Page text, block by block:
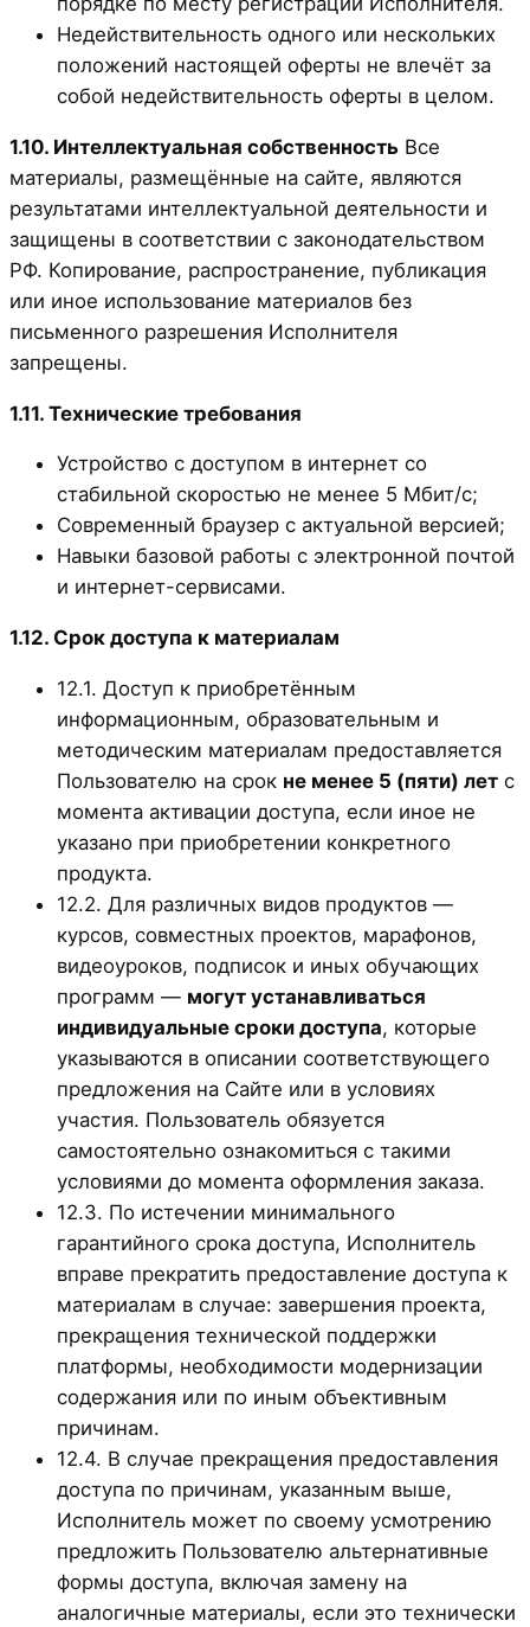
Недействительность одного или нескольких
положений настоящей оферты не влечёт за
собой недействительность оферты в целом.
1.10. Интеллектуальная собственность Все
материалы, размещённые на сайте, являются
результатами интеллектуальной деятельности и
защищены в соответствии с законодательством
РФ. Копирование, распространение, публикация
или иное использование материалов без
письменного разрешения Исполнителя
запрещены.
1.11. Технические требования
Устройство с доступом в интернет со
стабильной скоростью не менее 5 Мбит/с;
Современный браузер с актуальной версией;
Навыки базовой работы с электронной почтой
и интернет-сервисами.
1.12. Срок доступа к материалам
12.1. Доступ к приобретённым
информационным, образовательным и
методическим материалам предоставляется
Пользователю на срок не менее 5 (пяти) лет с
момента активации доступа, если иное не
указано при приобретении конкретного
продукта.
12.2. Для различных видов продуктов —
курсов, совместных проектов, марафонов,
видеоуроков, подписок и иных обучающих
программ — могут устанавливаться
индивидуальные сроки доступа, которые
указываются в описании соответствующего
предложения на Сайте или в условиях
участия. Пользователь обязуется
самостоятельно ознакомиться с такими
условиями до момента оформления заказа.
12.3. По истечении минимального
гарантийного срока доступа, Исполнитель
вправе прекратить предоставление доступа к
материалам в случае: завершения проекта,
прекращения технической поддержки
платформы, необходимости модернизации
содержания или по иным объективным
причинам.
12.4. В случае прекращения предоставления
доступа по причинам, указанным выше,
Исполнитель может по своему усмотрению
предложить Пользователю альтернативные
формы доступа, включая замену на
аналогичные материалы, если это технически